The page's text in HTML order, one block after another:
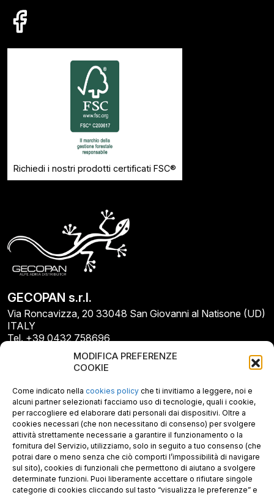
MODIFICA PREFERENZE
COOKIE
Come indicato nella cookies policy che ti invitiamo a leggere, noi e
alcuni partner selezionati facciamo uso di tecnologie, quali i cookie,
per raccogliere ed elaborare dati personali dai dispositivi. Oltre a
cookies necessari (che non necessitano di consenso) per svolgere
attività strettamente necessarie a garantire il funzionamento o la
fornitura del Servizio, utilizziamo, solo in seguito a tuo consenso (che
potrai dare o meno senza che ciò comporti l’impossibilità di navigare
sul sito), cookies di funzionali che permettono di aiutano a svolgere
determinate funzioni. Puoi liberamente accettare o rifiutare singole
categorie di cookies cliccando sul tasto “visualizza le preferenze” e
Richiedi i nostri prodotti certificati FSC®
GECOPAN s.r.l.
Via Roncavizza, 20 33048 San Giovanni al Natisone (UD)
ITALY
Tel. +39 0432 758696
E-mail: info@gecopan.it
E-mail PEC: gecopan@pec.it
P.I. E C.F. 02487660306
N. REA UD 264834
Capitale sociale € 30.000